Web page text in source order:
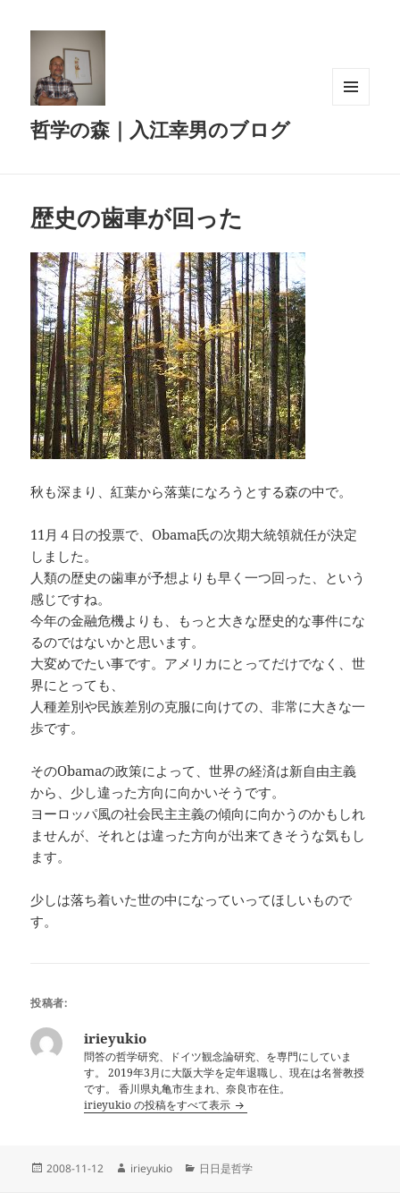
哲学の森｜入江幸男のブログ
歴史の歯車が回った
秋も深まり、紅葉から落葉になろうとする森の中で。
11月４日の投票で、Obama氏の次期大統領就任が決定
しました。
人類の歴史の歯車が予想よりも早く一つ回った、という
感じですね。
今年の金融危機よりも、もっと大きな歴史的な事件にな
るのではないかと思います。
大変めでたい事です。アメリカにとってだけでなく、世
界にとっても、
人種差別や民族差別の克服に向けての、非常に大きな一
歩です。
そのObamaの政策によって、世界の経済は新自由主義
から、少し違った方向に向かいそうです。
ヨーロッパ風の社会民主主義の傾向に向かうのかもしれ
ませんが、それとは違った方向が出来てきそうな気もし
ます。
少しは落ち着いた世の中になっていってほしいもので
す。
投稿者:
irieyukio
問答の哲学研究、ドイツ観念論研究、を専門にしていま
す。 2019年3月に大阪大学を定年退職し、現在は名誉教授
です。 香川県丸亀市生まれ、奈良市在住。
irieyukio の投稿をすべて表示
投
2008-11-12
作
irieyukio
カ
日日是哲学